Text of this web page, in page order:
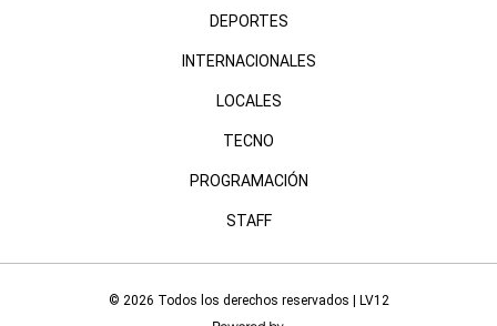
DEPORTES
INTERNACIONALES
LOCALES
TECNO
PROGRAMACIÓN
STAFF
© 2026 Todos los derechos reservados | LV12